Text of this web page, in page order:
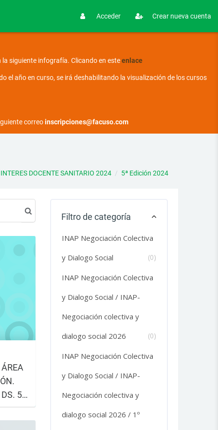
Acceder Crear nueva cuenta
la siguiente infografía. Clicando en esteenlace
el año en curso, se irá deshabilitando la visualización de los cursos
correoinscripciones@facuso.com
DOCENTE SANITARIO 2024 5ª Edición 2024
Buscar cursos
5º
del
Filtro de categoría
INAP Negociación Colectiva
y Dialogo Social
(0)
INAP Negociación Colectiva
y Dialogo Social / INAP-
Negociación colectiva y
dialogo social 2026
(0)
INAP Negociación Colectiva
y Dialogo Social / INAP-
Negociación colectiva y
dialogo social 2026 / 1º